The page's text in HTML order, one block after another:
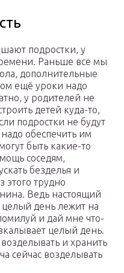
подростки, у
Раньше все мы
дополнительные
ещё уроки надо
у родителей не
детей куда-то,
подростки не будут
обеспечить им
быть какие-то
соседям,
безделья и
этого трудно
Ведь настоящий
день лежит на
и дай мне что-
целый день.
и хранить
сейчас возделывать